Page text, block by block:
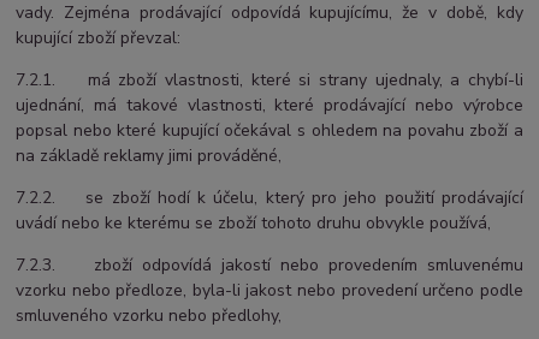
vady. Zejména prodávající odpovídá kupujícímu, že v době, kdy
kupující zboží převzal:
7.2.1. má zboží vlastnosti, které si strany ujednaly, a chybí-li
ujednání, má takové vlastnosti, které prodávající nebo výrobce
popsal nebo které kupující očekával s ohledem na povahu zboží a
na základě reklamy jimi prováděné,
7.2.2. se zboží hodí k účelu, který pro jeho použití prodávající
uvádí nebo ke kterému se zboží tohoto druhu obvykle používá,
7.2.3. zboží odpovídá jakostí nebo provedením smluvenému
vzorku nebo předloze, byla-li jakost nebo provedení určeno podle
smluveného vzorku nebo předlohy,